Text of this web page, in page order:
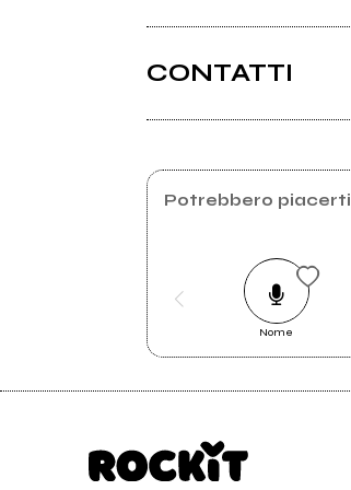
2010
My Demo
CONTATTI
Potrebbero piacerti
Nome